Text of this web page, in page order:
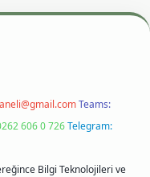
Teams:
606 0 726Telegram:
Bilgi Teknolojileri ve